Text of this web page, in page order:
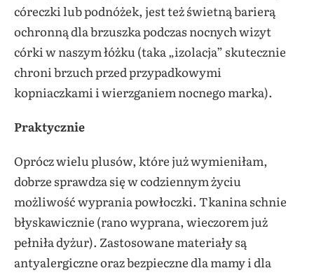
córeczki lub podnóżek, jest też świetną barierą
ochronną dla brzuszka podczas nocnych wizyt
córki w naszym łóżku (taka „izolacja” skutecznie
chroni brzuch przed przypadkowymi
kopniaczkami i wierzganiem nocnego marka).
Praktycznie
Oprócz wielu plusów, które już wymieniłam,
dobrze sprawdza się w codziennym życiu
możliwość wyprania powłoczki. Tkanina schnie
błyskawicznie (rano wyprana, wieczorem już
pełniła dyżur). Zastosowane materiały są
antyalergiczne oraz bezpieczne dla mamy i dla